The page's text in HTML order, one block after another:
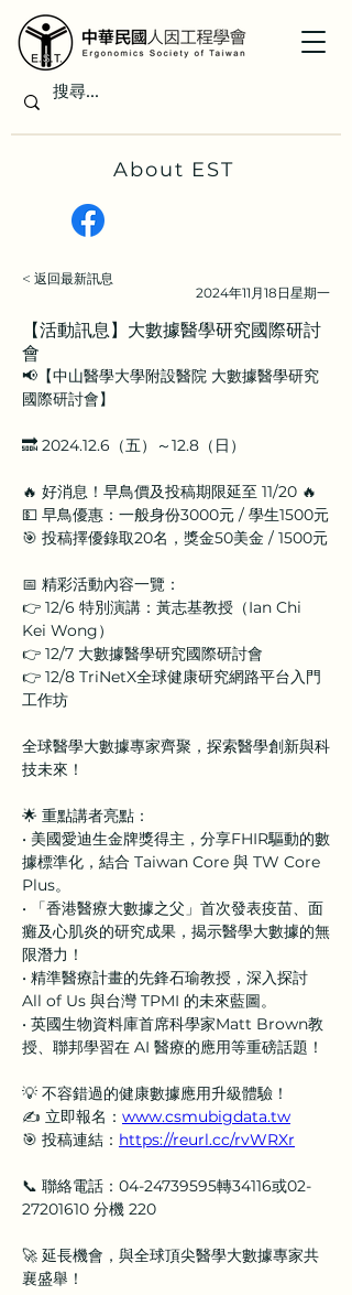
About EST
< 返回最新訊息
2024年11月18日星期一
【活動訊息】大數據醫學研究國際研討
會
📢【中山醫學大學附設醫院 大數據醫學研究
國際研討會】
🔜 2024.12.6（五）～12.8（日）
🔥 好消息！早鳥價及投稿期限延至 11/20 🔥
💵 早鳥優惠：一般身份3000元 / 學生1500元
🎯 投稿擇優錄取20名，獎金50美金 / 1500元
📅 精彩活動內容一覽：
👉 12/6 特別演講：黃志基教授（Ian Chi
Kei Wong）
👉 12/7 大數據醫學研究國際研討會
👉 12/8 TriNetX全球健康研究網路平台入門
工作坊
全球醫學大數據專家齊聚，探索醫學創新與科
技未來！
🌟 重點講者亮點：
• 美國愛迪生金牌獎得主，分享FHIR驅動的數
據標準化，結合 Taiwan Core 與 TW Core
Plus。
• 「香港醫療大數據之父」首次發表疫苗、面
癱及心肌炎的研究成果，揭示醫學大數據的無
限潛力！
• 精準醫療計畫的先鋒石瑜教授，深入探討
All of Us 與台灣 TPMI 的未來藍圖。
• 英國生物資料庫首席科學家Matt Brown教
授、聯邦學習在 AI 醫療的應用等重磅話題！
💡 不容錯過的健康數據應用升級體驗！
✍️ 立即報名： www.csmubigdata.tw
🎯 投稿連結： https://reurl.cc/rvWRXr
📞 聯絡電話：04-24739595轉34116或02-
27201610 分機 220
🚀 延長機會，與全球頂尖醫學大數據專家共
襄盛舉！